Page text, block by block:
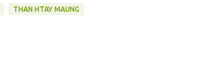
THAN HTAY MAUNG